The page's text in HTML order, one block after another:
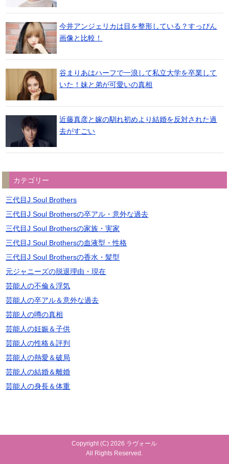
今井アンジェリカは目を整形している？すっぴん
画像と比較！
谷まりあはハーフで一浪して私立大学を卒業して
いた！妹と弟が可愛いの真相
近藤真彦と嫁の馴れ初めより結婚を反対された過
去がすごい
カテゴリー
三代目J Soul Brothers
三代目J Soul Brothersの卒アル・意外な過去
三代目J Soul Brothersの家族・実家
三代目J Soul Brothersの血液型・性格
三代目J Soul Brothersの香水・髪型
元ジャニーズの脱退理由・現在
芸能人の不倫＆浮気
芸能人の卒アル＆意外な過去
芸能人の噂の真相
芸能人の妊娠＆子供
芸能人の性格＆評判
芸能人の熱愛＆破局
芸能人の結婚＆離婚
芸能人の身長＆体重
Copyright (C) 2026 ラヴォール
All Rights Reserved.